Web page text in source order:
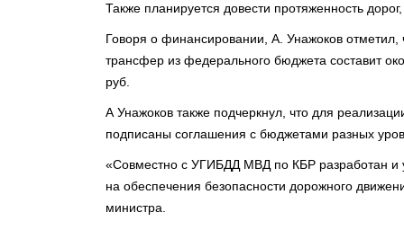
Также планируется довести протяженность
Говоря о финансировании, А. Унажоков
трансфер из федерального бюджета составит
руб.
А Унажоков также подчеркнул, что для
подписаны соглашения с бюджетами разных
«Совместно с УГИБДД МВД по КБР разработан и
на обеспечения безопасности дорожного
министра.